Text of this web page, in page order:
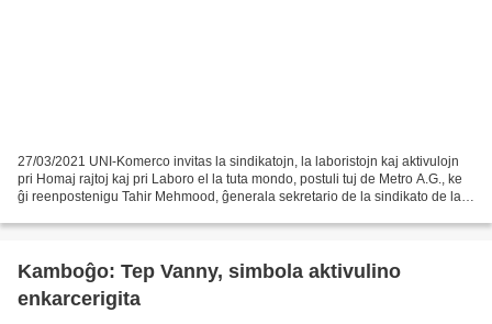
27/03/2021 UNI-Komerco invitas la sindikatojn, la laboristojn kaj aktivulojn
pri Homaj rajtoj kaj pri Laboro el la tuta mondo, postuli tuj de Metro A.G., ke
ĝi reenpostenigu Tahir Mehmood, ĝenerala sekretario de la sindikato de la
Kamboĝo: Tep Vanny, simbola aktivulino
enkarcerigita